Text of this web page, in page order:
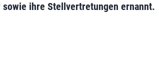
sowie ihre Stellvertretungen ernannt.